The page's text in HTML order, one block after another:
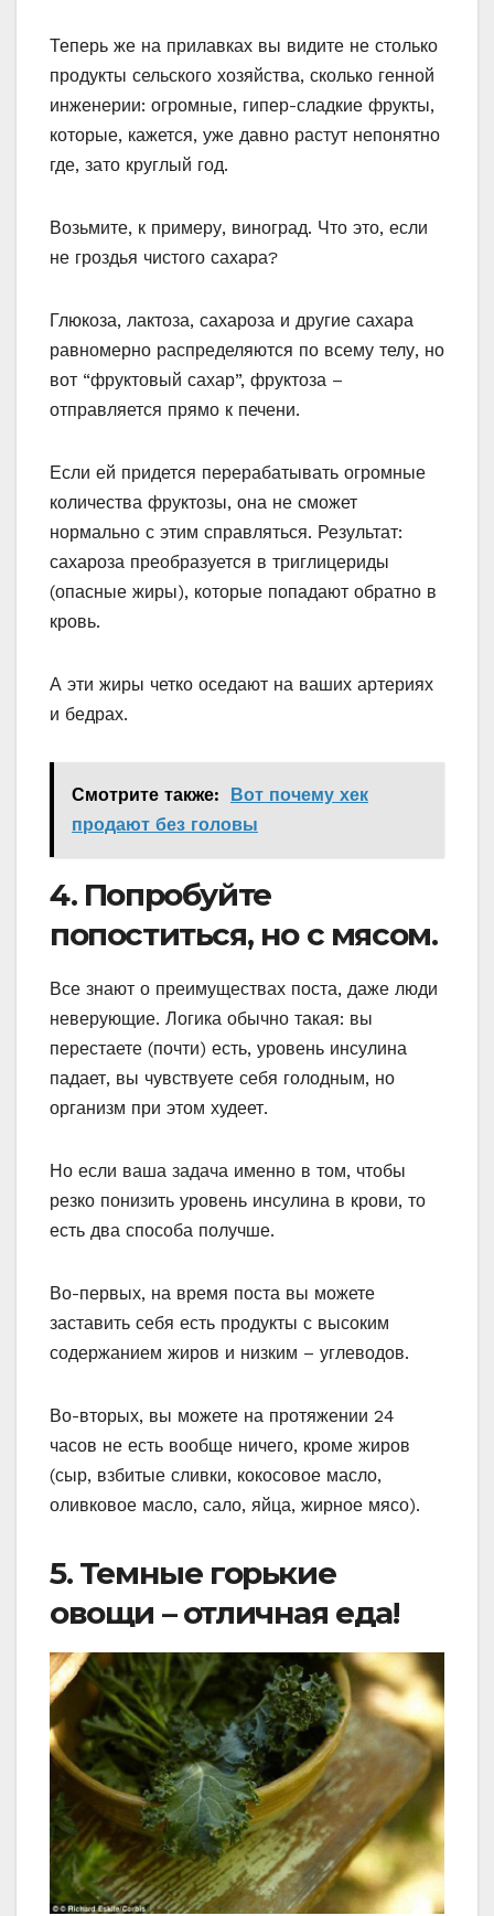
Теперь же на прилавках вы видите не столько
продукты сельского хозяйства, сколько генной
инженерии: огромные, гипер-сладкие фрукты,
которые, кажется, уже давно растут непонятно
где, зато круглый год.
Возьмите, к примеру, виноград. Что это, если
не гроздья чистого сахара?
Глюкоза, лактоза, сахароза и другие сахара
равномерно распределяются по всему телу, но
вот “фруктовый сахар”, фруктоза –
отправляется прямо к печени.
Если ей придется перерабатывать огромные
количества фруктозы, она не сможет
нормально с этим справляться. Результат:
сахароза преобразуется в триглицериды
(опасные жиры), которые попадают обратно в
кровь.
А эти жиры четко оседают на ваших артериях
и бедрах.
Смотрите также:
Вот почему хек
продают без головы
4. Попробуйте
попоститься, но с мясом.
Все знают о преимуществах поста, даже люди
неверующие. Логика обычно такая: вы
перестаете (почти) есть, уровень инсулина
падает, вы чувствуете себя голодным, но
организм при этом худеет.
Но если ваша задача именно в том, чтобы
резко понизить уровень инсулина в крови, то
есть два способа получше.
Во-первых, на время поста вы можете
заставить себя есть продукты с высоким
содержанием жиров и низким – углеводов.
Во-вторых, вы можете на протяжении 24
часов не есть вообще ничего, кроме жиров
(сыр, взбитые сливки, кокосовое масло,
оливковое масло, сало, яйца, жирное мясо).
5. Темные горькие
овощи – отличная еда!